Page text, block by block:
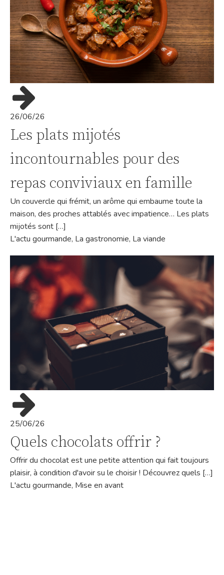
26/06/26
Les plats mijotés
incontournables pour des
repas conviviaux en famille
Un couvercle qui frémit, un arôme qui embaume toute la
maison, des proches attablés avec impatience… Les plats
mijotés sont […]
L'actu gourmande, La gastronomie, La viande
25/06/26
Quels chocolats offrir ?
Offrir du chocolat est une petite attention qui fait toujours
plaisir, à condition d'avoir su le choisir ! Découvrez quels […]
L'actu gourmande, Mise en avant